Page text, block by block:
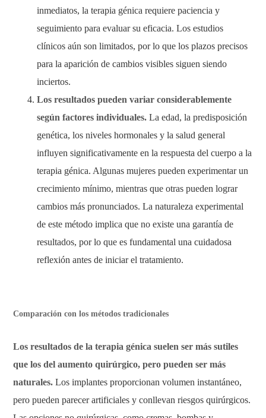
inmediatos, la terapia génica requiere paciencia y
seguimiento para evaluar su eficacia. Los estudios
clínicos aún son limitados, por lo que los plazos precisos
para la aparición de cambios visibles siguen siendo
inciertos.
Los resultados pueden variar considerablemente
según factores individuales. La edad, la predisposición
genética, los niveles hormonales y la salud general
influyen significativamente en la respuesta del cuerpo a la
terapia génica. Algunas mujeres pueden experimentar un
crecimiento mínimo, mientras que otras pueden lograr
cambios más pronunciados. La naturaleza experimental
de este método implica que no existe una garantía de
resultados, por lo que es fundamental una cuidadosa
reflexión antes de iniciar el tratamiento.
Comparación con los métodos tradicionales
Los resultados de la terapia génica suelen ser más sutiles
que los del aumento quirúrgico, pero pueden ser más
naturales. Los implantes proporcionan volumen instantáneo,
pero pueden parecer artificiales y conllevan riesgos quirúrgicos.